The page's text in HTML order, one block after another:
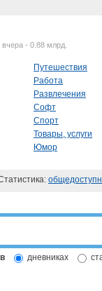
- 0.88 млрд.
Путешествия
Работа
Развлечения
Софт
Спорт
Товары, услуги
Юмор
дневниках